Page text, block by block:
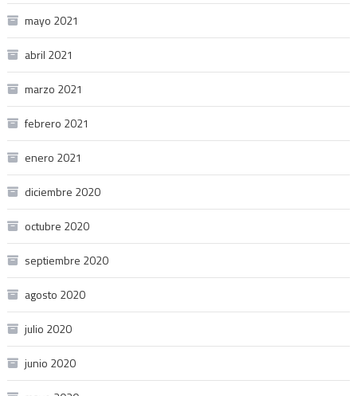
mayo 2021
abril 2021
marzo 2021
febrero 2021
enero 2021
diciembre 2020
octubre 2020
septiembre 2020
agosto 2020
julio 2020
junio 2020